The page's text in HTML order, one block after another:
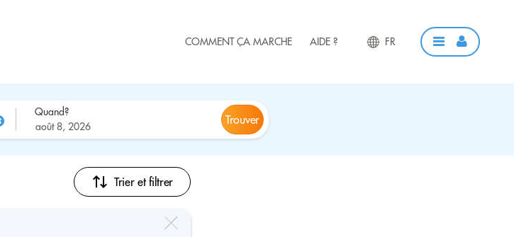
COMMENT ÇA MARCHE AIDE ? FR
Quand?
Trouver
Trier et filtrer